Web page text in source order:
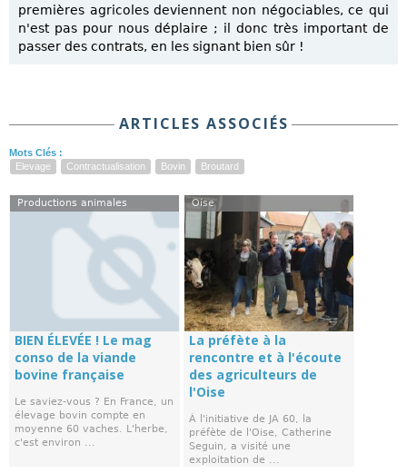
premières agricoles deviennent non négociables, ce qui
n'est pas pour nous déplaire ; il donc très important de
passer des contrats, en les signant bien sûr !
ARTICLES ASSOCIÉS
Mots Clés :
Elevage
Contractualisation Bovin Broutard
Productions animales
BIEN ÉLEVÉE ! Le mag
conso de la viande
bovine française
Le saviez-vous ? En France, un
élevage bovin compte en
moyenne 60 vaches. L'herbe,
c'est environ ...
Oise
La préfète à la
rencontre et à l'écoute
des agriculteurs de
l'Oise
À l'initiative de JA 60, la
préfète de l'Oise, Catherine
Seguin, a visité une
exploitation de ...